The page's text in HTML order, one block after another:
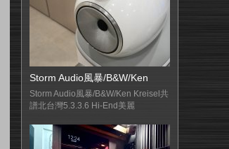
Storm Audio風暴/B&W/Ken
Storm Audio風暴/B&W/Ken Kreisel共
譜北台灣5.3.3.6 Hi-End美麗